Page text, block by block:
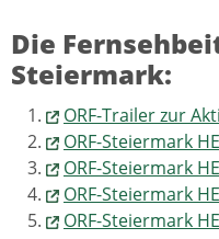
Die
Steiermark:
ORF-Trailer zur
ORF-Steiermark
ORF-Steiermark
ORF-Steiermark
ORF-Steiermark